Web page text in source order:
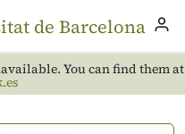
You can find them at